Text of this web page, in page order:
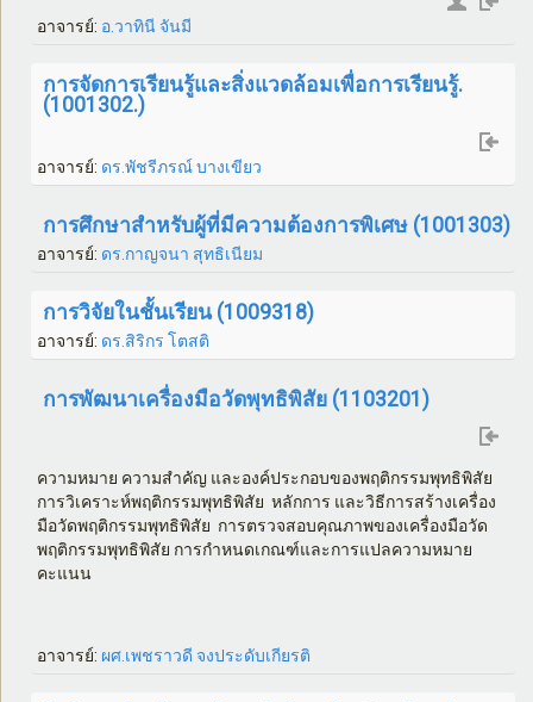
อาจารย์: อ.วาทินี จันมี
การจัดการเรียนรู้และสิ่งแวดล้อมเพื่อการเรียนรู้.
(1001302.)
อาจารย์: ดร.พัชรีภรณ์ บางเขียว
การศึกษาสำหรับผู้ที่มีความต้องการพิเศษ (1001303)
อาจารย์: ดร.กาญจนา สุทธิเนียม
การวิจัยในชั้นเรียน (1009318)
อาจารย์: ดร.สิริกร โตสติ
การพัฒนาเครื่องมือวัดพุทธิพิสัย (1103201)
ความหมาย ความสำคัญ และองค์ประกอบของพฤติกรรมพุทธิพิสัย
การวิเคราะห์พฤติกรรมพุทธิพิสัย หลักการ และวิธีการสร้างเครื่อง
มือวัดพฤติกรรมพุทธิพิสัย การตรวจสอบคุณภาพของเครื่องมือวัด
พฤติกรรมพุทธิพิสัย การกำหนดเกณฑ์และการแปลความหมาย
คะแนน
อาจารย์: ผศ.เพชราวดี จงประดับเกียรติ